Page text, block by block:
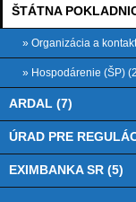
ŠTÁTNA
» Organizácia a
» Hospodárenie (ŠP)
ARDAL (7)
ÚRAD PRE
EXIMBANKA SR (5)